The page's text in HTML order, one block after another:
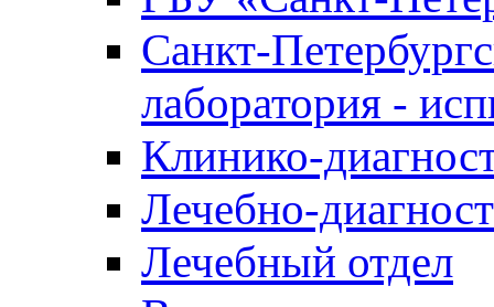
Санкт-
лаборатория -
Клинико-
Лечебно-
Лечебный отдел